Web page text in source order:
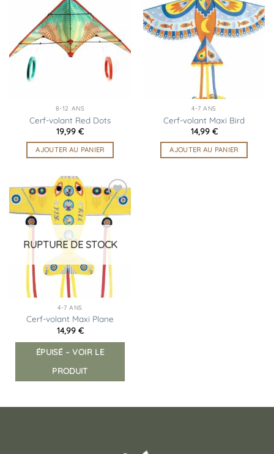
liste
d’envies
8-12 ANS
Cerf-volant Red Dots
19,99 €
AJOUTER AU PANIER
Ajouter
à la
liste
d’envies
4-7 ANS
Cerf-volant Maxi Bird
14,99 €
AJOUTER AU PANIER
Ajouter
à la
liste
RUPTURE DE STOCK
4-7 ANS
Cerf-volant Maxi Plane
14,99 €
ÉPUISÉ – VOIR LE
PRODUIT